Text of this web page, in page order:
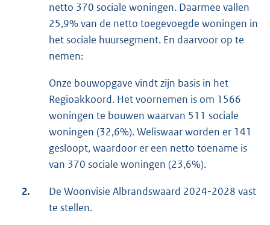
netto 370 sociale woningen. Daarmee vallen
25,9% van de netto toegevoegde woningen in
het sociale huursegment. En daarvoor op te
nemen:
Onze bouwopgave vindt zijn basis in het
Regioakkoord. Het voornemen is om 1566
woningen te bouwen waarvan 511 sociale
woningen (32,6%). Weliswaar worden er 141
gesloopt, waardoor er een netto toename is
van 370 sociale woningen (23,6%).
2.
De Woonvisie Albrandswaard 2024-2028 vast
te stellen.